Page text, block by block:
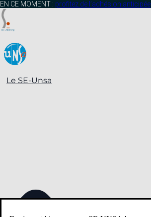
principal
EN CE MOMENT : profitez de l’adhésion anticipée
Le SE-Unsa